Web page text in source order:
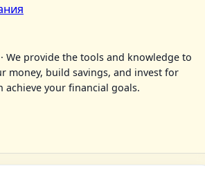
We provide the tools and knowledge to
money, build savings, and invest for
achieve your financial goals.